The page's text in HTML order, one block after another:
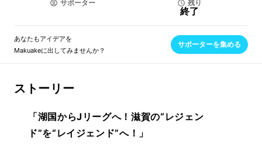
サポーター 残り
終了
あなたもアイデアを
Makuakeに出してみませんか？
サポーターを集める
ストーリー
「湖国からJリーグへ！滋賀の“レジェン
ド”を“レイジェンド”へ！」